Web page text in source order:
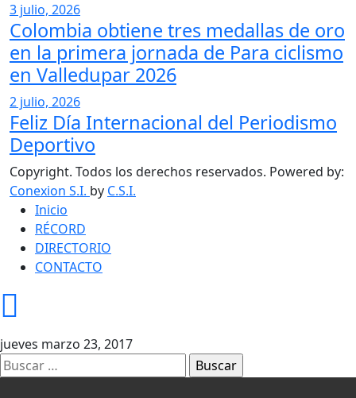
3 julio, 2026
Colombia obtiene tres medallas de oro
en la primera jornada de Para ciclismo
en Valledupar 2026
2 julio, 2026
Feliz Día Internacional del Periodismo
Deportivo
Copyright. Todos los derechos reservados. Powered by:
Conexion S.I. by C.S.I.
Inicio
RÉCORD
DIRECTORIO
CONTACTO
jueves marzo 23, 2017
Buscar: